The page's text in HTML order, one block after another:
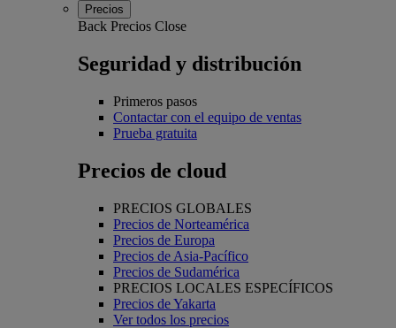
Precios
Back Precios Close
Seguridad y distribución
Primeros pasos
Contactar con el equipo de ventas
Prueba gratuita
Precios de cloud
PRECIOS GLOBALES
Precios de Norteamérica
Precios de Europa
Precios de Asia-Pacífico
Precios de Sudamérica
PRECIOS LOCALES ESPECÍFICOS
Precios de Yakarta
Ver todos los precios